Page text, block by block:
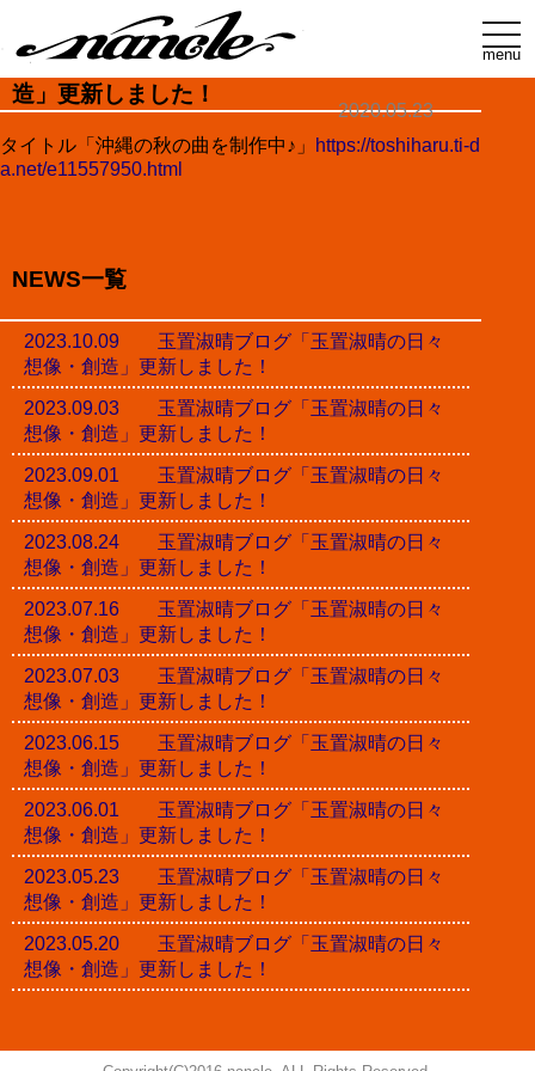
t
o
g
g
menu
玉置淑晴ブログ「玉置淑晴の日々想像・創
造」更新しました！
2020.05.23
タイトル「沖縄の秋の曲を制作中♪」
https://toshiharu.ti-d
a.net/e11557950.html
NEWS一覧
2023.10.09 玉置淑晴ブログ「玉置淑晴の日々
想像・創造」更新しました！
2023.09.03 玉置淑晴ブログ「玉置淑晴の日々
想像・創造」更新しました！
2023.09.01 玉置淑晴ブログ「玉置淑晴の日々
想像・創造」更新しました！
2023.08.24 玉置淑晴ブログ「玉置淑晴の日々
想像・創造」更新しました！
2023.07.16 玉置淑晴ブログ「玉置淑晴の日々
想像・創造」更新しました！
2023.07.03 玉置淑晴ブログ「玉置淑晴の日々
想像・創造」更新しました！
2023.06.15 玉置淑晴ブログ「玉置淑晴の日々
想像・創造」更新しました！
2023.06.01 玉置淑晴ブログ「玉置淑晴の日々
想像・創造」更新しました！
2023.05.23 玉置淑晴ブログ「玉置淑晴の日々
想像・創造」更新しました！
2023.05.20 玉置淑晴ブログ「玉置淑晴の日々
想像・創造」更新しました！